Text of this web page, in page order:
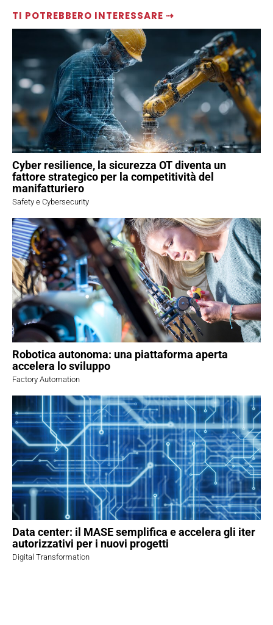
TI POTREBBERO INTERESSARE ⇢
Cyber resilience, la sicurezza OT diventa un
fattore strategico per la competitività del
manifatturiero
Safety e Cybersecurity
Robotica autonoma: una piattaforma aperta
accelera lo sviluppo
Factory Automation
Data center: il MASE semplifica e accelera gli iter
autorizzativi per i nuovi progetti
Digital Transformation